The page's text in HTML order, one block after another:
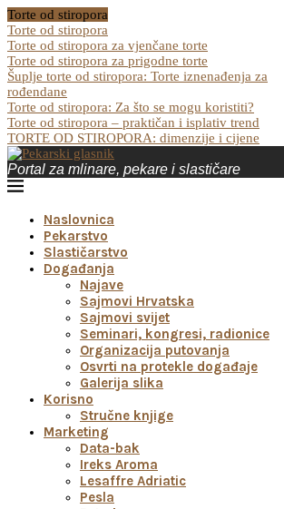
Torte od stiropora
Torte od stiropora
Torte od stiropora za vjenčane torte
Torte od stiropora za prigodne torte
Šuplje torte od stiropora: Torte iznenađenja za
rođendane
Torte od stiropora: Za što se mogu koristiti?
Torte od stiropora – praktičan i isplativ trend
TORTE OD STIROPORA: dimenzije i cijene
Portal za mlinare, pekare i slastičare
Naslovnica
Pekarstvo
Slastičarstvo
Događanja
Najave
Sajmovi Hrvatska
Sajmovi svijet
Seminari, kongresi, radionice
Organizacija putovanja
Osvrti na protekle događaje
Galerija slika
Korisno
Stručne knjige
Marketing
Data-bak
Ireks Aroma
Lesaffre Adriatic
Pesla